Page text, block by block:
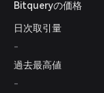
Bitqueryの価格
日次取引量
-
過去最高値
-